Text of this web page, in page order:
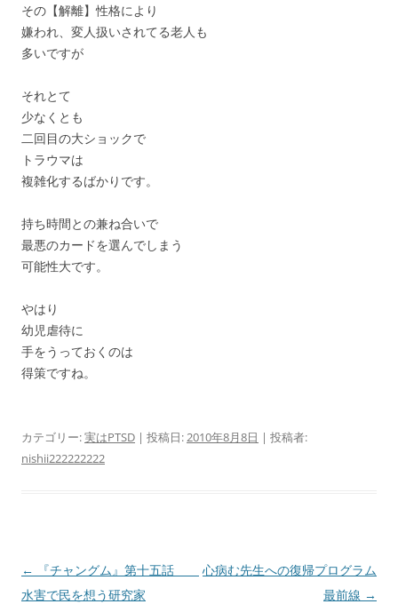
その【解離】性格により
嫌われ、変人扱いされてる老人も
多いですが
それとて
少なくとも
二回目の大ショックで
トラウマは
複雑化するばかりです。
持ち時間との兼ね合いで
最悪のカードを選んでしまう
可能性大です。
やはり
幼児虐待に
手をうっておくのは
得策ですね。
カテゴリー:実はPTSD | 投稿日:2010年8月8日 | 投稿者:
nishii222222222
投
稿
←
『チャングム』第十五話
水害で民を想う研究家
心病む先生への復帰プログラム
最前線 →